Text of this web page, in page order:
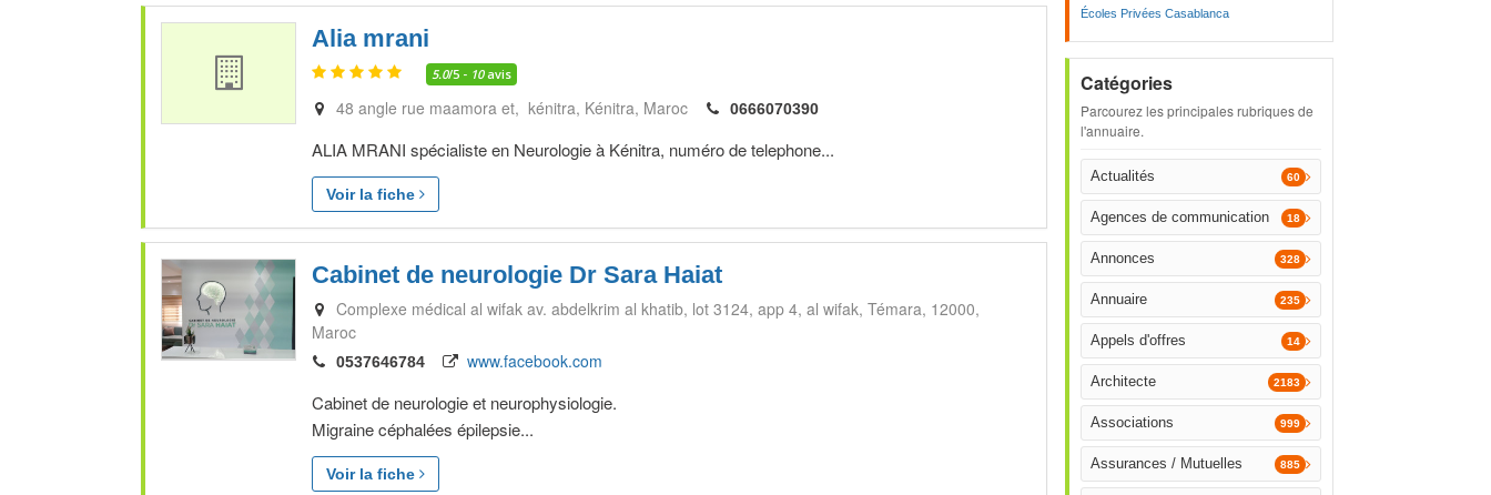
Alia mrani
5.0/5 - 10avis
48 angle rue maamora et, kénitra Kénitra Maroc 0666070390
ALIA MRANI spécialiste en Neurologie à Kénitra, numéro de telephone...
Voir la fiche
Cabinet de neurologie Dr Sara Haiat
Complexe médical al wifak av. abdelkrim al khatib, lot 3124, app 4, al wifak Témara 12000
Maroc
0537646784 www.facebook.com
Cabinet de neurologie et neurophysiologie.
Migraine céphalées épilepsie...
Voir la fiche
Écoles Privées Casablanca
Catégories
Parcourez les principales rubriques de
l'annuaire.
Actualités 60
Agences de communication 18
Annonces 328
Annuaire 235
Appels d'offres 14
Architecte 2183
Associations 999
Assurances / Mutuelles 885